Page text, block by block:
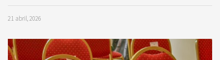
21 abril, 2026